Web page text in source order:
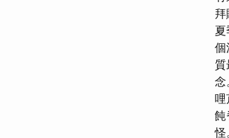
個
念
哩
飩
怪